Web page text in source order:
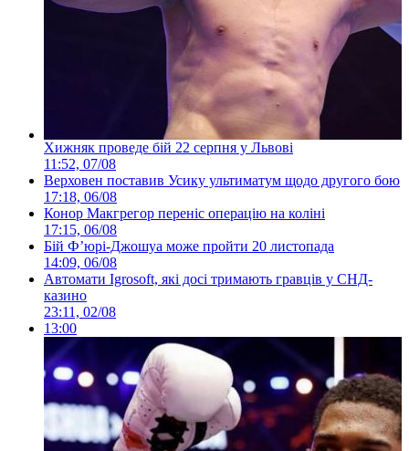
Хижняк проведе бій 22 серпня у Львові
11:52, 07/08
Верховен поставив Усику ультиматум щодо другого бою
17:18, 06/08
Конор Макгрегор переніс операцію на коліні
17:15, 06/08
Бій Ф’юрі-Джошуа може пройти 20 листопада
14:09, 06/08
Автомати Igrosoft, які досі тримають гравців у СНД-
казино
23:11, 02/08
13:00